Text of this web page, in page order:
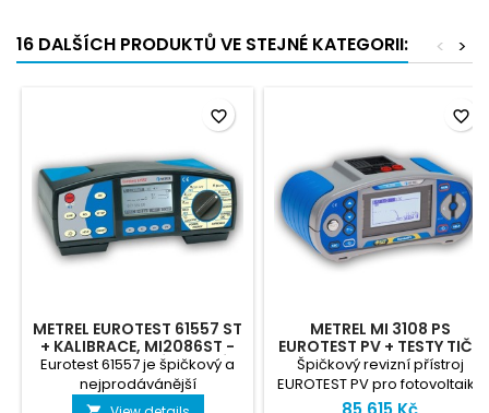
16 DALŠÍCH PRODUKTŮ VE STEJNÉ KATEGORII: >
<
METREL EUROTEST 61557 ST
+ KALIBRACE, MI2086ST -
MULTIFUNKČNÍ REVIZNÍ
PŘÍSTROJ + TESTY TIČR
ZDARMA
Eurotest 61557 je špičkový a
nejprodávánější
profesionální multifunkční
favorite_border
METREL MI 3108 PS
EUROTEST PV + TESTY TIČR
ZDARMA
Špičkový revizní přístroj
EUROTEST PV pro fotovoltaiku
a revize elektroinstalací.
favorite_border